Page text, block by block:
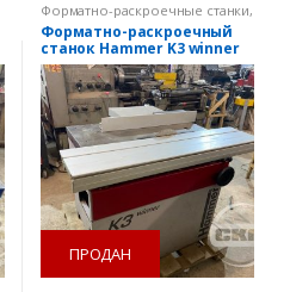
Форматно-раскроечные станки,
Циркулярные пилы
Форматно-раскроечный
станок Hammer K3 winner
б/у
ПРОДАН